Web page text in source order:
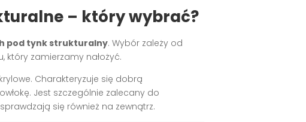
– który wybrać?
pod tynk strukturalny. Wybór zależy od
który zamierzamy nałożyć.
Charakteryzuje się dobrą
Jest szczególnie zalecany do
się również na zewnątrz.